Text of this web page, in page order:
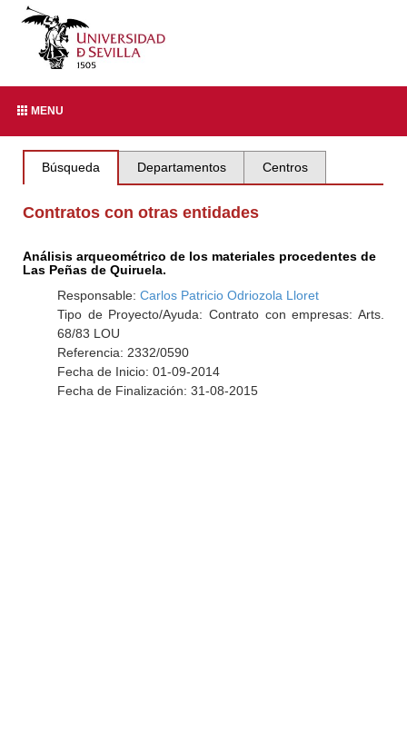
MENU
Búsqueda Departamentos Centros
Contratos con otras entidades
Análisis arqueométrico de los materiales procedentes de
Las Peñas de Quiruela.
Responsable: Carlos Patricio Odriozola Lloret
Tipo de Proyecto/Ayuda: Contrato con empresas: Arts.
68/83 LOU
Referencia: 2332/0590
Fecha de Inicio: 01-09-2014
Fecha de Finalización: 31-08-2015